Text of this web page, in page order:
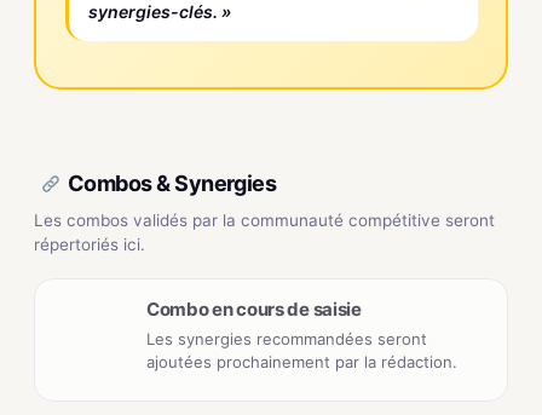
synergies-clés. »
Combos & Synergies
Les combos validés par la communauté compétitive seront
répertoriés ici.
Combo en cours de saisie
Les synergies recommandées seront
ajoutées prochainement par la rédaction.